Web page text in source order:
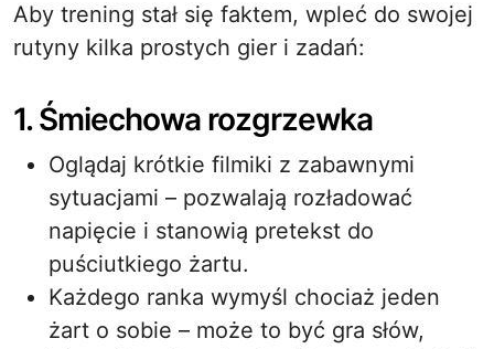
Aby trening stał się faktem, wpleć do swojej
rutyny kilka prostych gier i zadań:
1. Śmiechowa rozgrzewka
Oglądaj krótkie filmiki z zabawnymi
sytuacjami – pozwalają rozładować
napięcie i stanowią pretekst do
puściutkiego żartu.
Każdego ranka wymyśl chociaż jeden
żart o sobie – może to być gra słów,